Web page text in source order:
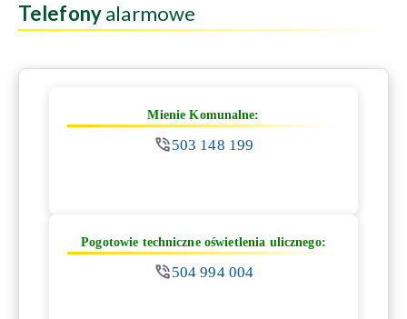
Telefonyalarmowe
Mienie Komunalne:
503 148 199
Pogotowie techniczne oświetlenia ulicznego:
504 994 004